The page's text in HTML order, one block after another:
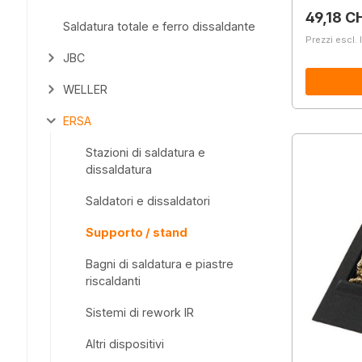
Saldatura totale e ferro dissaldante
JBC
WELLER
ERSA
Stazioni di saldatura e
dissaldatura
Saldatori e dissaldatori
Supporto / stand
Bagni di saldatura e piastre
riscaldanti
Sistemi di rework IR
Altri dispositivi
Prezzo
49,18
Prezzi escl.